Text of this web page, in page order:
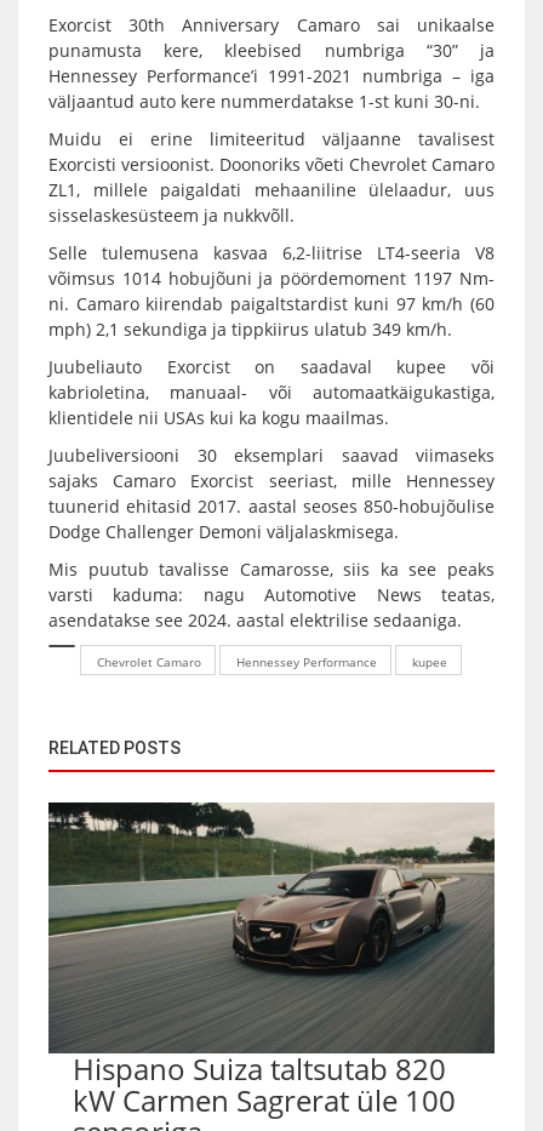
Exorcist 30th Anniversary Camaro sai unikaalse
punamusta kere, kleebised numbriga “30” ja
Hennessey Performance’i 1991-2021 numbriga – iga
väljaantud auto kere nummerdatakse 1-st kuni 30-ni.
Muidu ei erine limiteeritud väljaanne tavalisest
Exorcisti versioonist. Doonoriks võeti Chevrolet Camaro
ZL1, millele paigaldati mehaaniline ülelaadur, uus
sisselaskesüsteem ja nukkvõll.
Selle tulemusena kasvaa 6,2-liitrise LT4-seeria V8
võimsus 1014 hobujõuni ja pöördemoment 1197 Nm-
ni. Camaro kiirendab paigaltstardist kuni 97 km/h (60
mph) 2,1 sekundiga ja tippkiirus ulatub 349 km/h.
Juubeliauto Exorcist on saadaval kupee või
kabrioletina, manuaal- või automaatkäigukastiga,
klientidele nii USAs kui ka kogu maailmas.
Juubeliversiooni 30 eksemplari saavad viimaseks
sajaks Camaro Exorcist seeriast, mille Hennessey
tuunerid ehitasid 2017. aastal seoses 850-hobujõulise
Dodge Challenger Demoni väljalaskmisega.
Mis puutub tavalisse Camarosse, siis ka see peaks
varsti kaduma: nagu Automotive News teatas,
asendatakse see 2024. aastal elektrilise sedaaniga.
Chevrolet Camaro Hennessey Performance kupee
RELATED POSTS
Hispano Suiza taltsutab 820
kW Carmen Sagrerat üle 100